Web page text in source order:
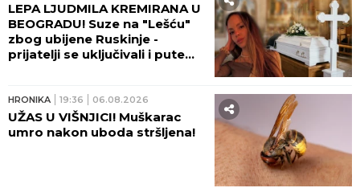
LEPA LJUDMILA KREMIRANA U
BEOGRADU! Suze na "Lešću"
zbog ubijene Ruskinje -
prijatelji se uključivali i putem
HRONIKA 19:36 06.08.2026
UŽAS U VIŠNJICI! Muškarac
umro nakon uboda stršljena!